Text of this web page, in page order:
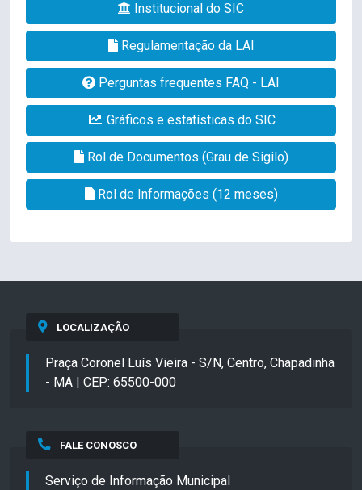
Institucional do SIC
Regulamentação da LAI
Perguntas frequentes FAQ - LAI
Gráficos e estatísticas do SIC
Rol de Documentos (Grau de Sigilo)
Rol de Informações (12 meses)
LOCALIZAÇÃO
Praça Coronel Luís Vieira - S/N, Centro, Chapadinha
- MA | CEP: 65500-000
FALE CONOSCO
Serviço de Informação Municipal